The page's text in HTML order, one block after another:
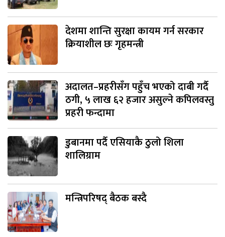
देशमा शान्ति सुरक्षा कायम गर्न सरकार
क्रियाशील छः गृहमन्त्री
अदालत–प्रहरीसँग पहुँच भएको दाबी गर्दै
ठगी, ५ लाख ६२ हजार असुल्ने कपिलवस्तु
प्रहरी फन्दामा
डुबानमा पर्दै एसियाकै ठुलो शिला
शालिग्राम
मन्त्रिपरिषद् बैठक बस्दै